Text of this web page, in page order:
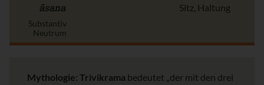
āsana
Substantiv
Neutrum
Sitz, Haltung
Mythologie: Trivikrama bedeutet „der mit den drei